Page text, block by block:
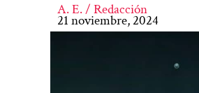
A. E. / Redacción
21 noviembre, 2024